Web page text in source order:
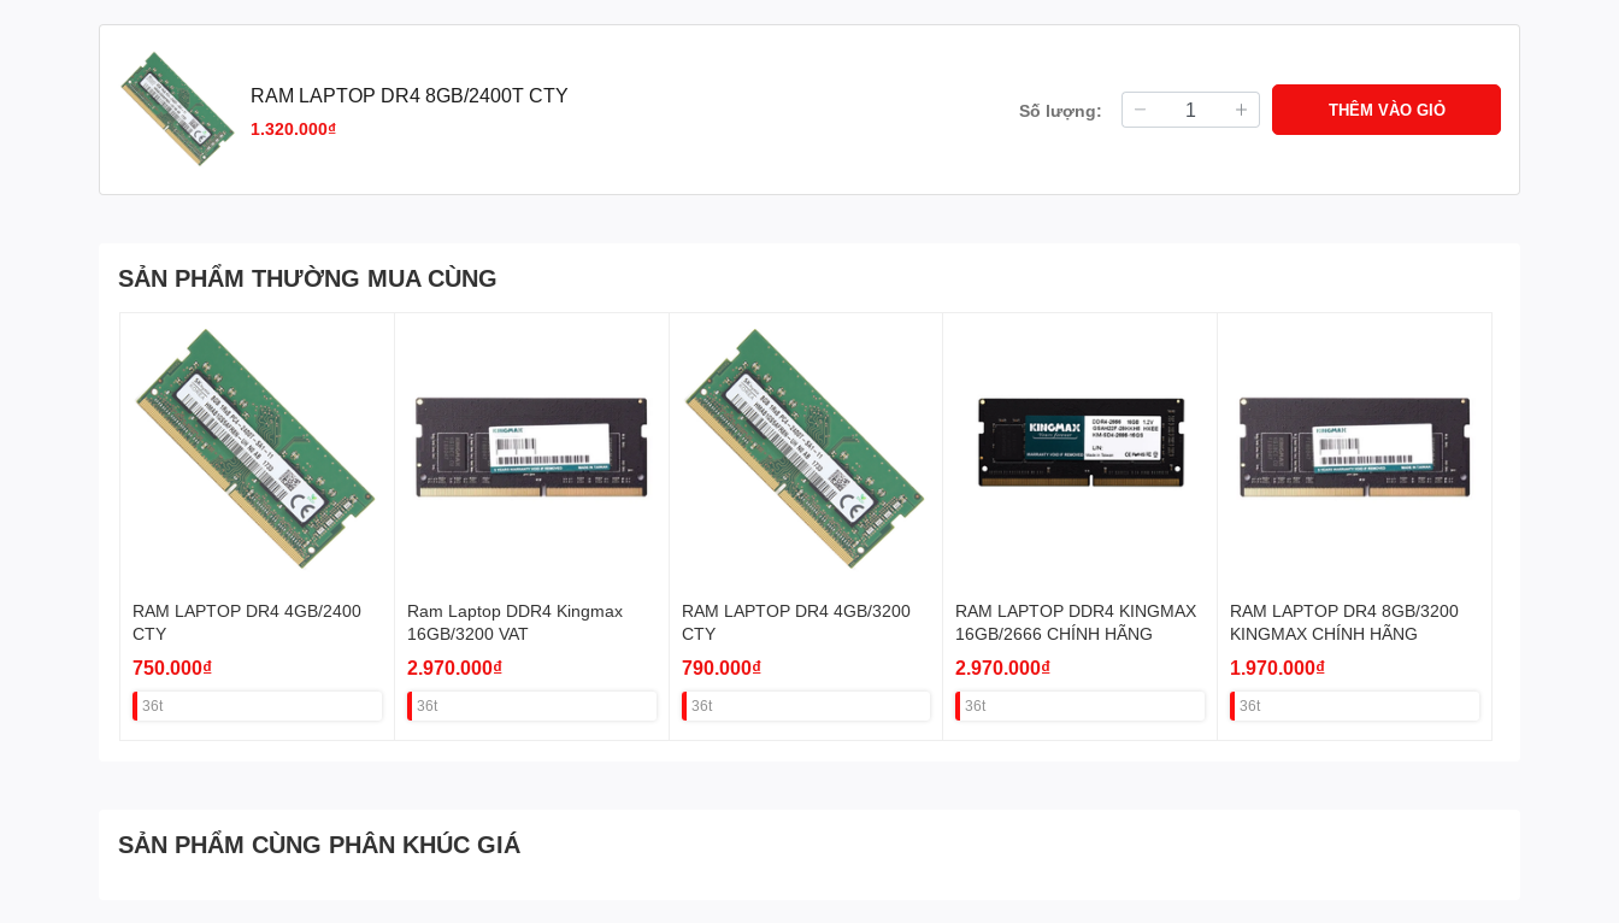
RAM LAPTOP DR4 8GB/2400T CTY
1.320.000₫
Số lượng: THÊM VÀO GIỎ
SẢN PHẨM THƯỜNG MUA CÙNG
RAM LAPTOP DR4 4GB/2400
CTY
750.000₫
36t
Ram Laptop DDR4 Kingmax
16GB/3200 VAT
2.970.000₫
36t
RAM LAPTOP DR4 4GB/3200
CTY
790.000₫
36t
RAM LAPTOP DDR4 KINGMAX
16GB/2666 CHÍNH HÃNG
2.970.000₫
36t
RAM LAPTOP DR4 8GB/3200
KINGMAX CHÍNH HÃNG
1.970.000₫
36t
SẢN PHẨM CÙNG PHÂN KHÚC GIÁ